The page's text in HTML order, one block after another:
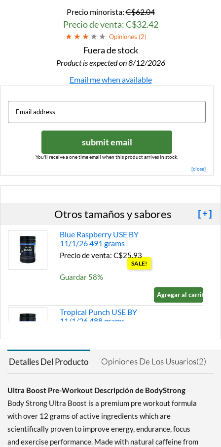
Precio minorista:C$62.04
Precio de venta: C$32.42
Opiniones (2)
Fuera de stock
Product is expected on 8/12/2026
Email me when available
submit email
You'll receive a one time email when this product arrives in stock.
[close]
Otros tamaños y sabores [+]
Blue Raspberry USE BY
11/1/26 491 grams
Precio de venta: C$25.93
SALE!
Guardar 58%
Agregar al carrito »
Tropical Punch USE BY
11/1/26 488 grams
SALE!
Blue Raspberry 491 grams
Precio de venta: C$32.42
Guardar 48%
Out of stock
Expected 8/13/2026
Email me when available
Detalles Del Producto Opiniones De Los Usuarios(2)
Ultra Boost Pre-Workout Descripción de BodyStrong
Body Strong Ultra Boost is a premium pre workout formula
with over 12 grams of active ingredients which are
scientifically proven to improve energy, endurance, focus
and exercise performance. Made with natural caffeine from